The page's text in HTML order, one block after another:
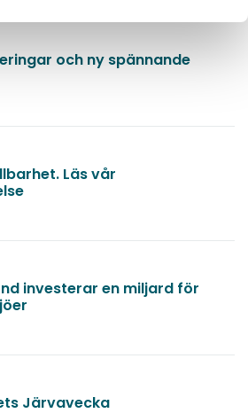
och ny spännande
Läs vår
investerar en miljard för
Järvavecka